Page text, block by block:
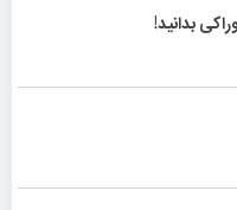
بدانید!